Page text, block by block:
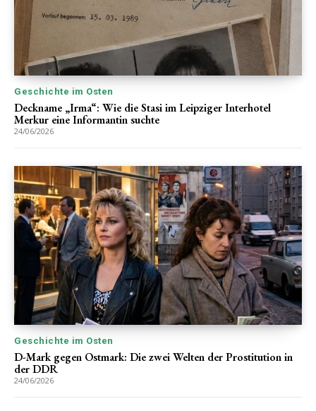
Geschichte im Osten
Deckname „Irma“: Wie die Stasi im Leipziger Interhotel
Merkur eine Informantin suchte
24/06/2026
Geschichte im Osten
D-Mark gegen Ostmark: Die zwei Welten der Prostitution in
der DDR
24/06/2026